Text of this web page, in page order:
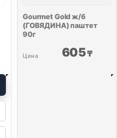
Gourmet Gold ж/б
(ГОВЯДИНА) паштет
90г
605₸